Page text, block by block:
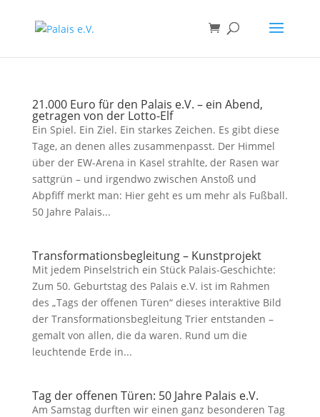
21.000 Euro für den Palais e.V. – ein Abend,
getragen von der Lotto-Elf
Ein Spiel. Ein Ziel. Ein starkes Zeichen. Es gibt diese
Tage, an denen alles zusammenpasst. Der Himmel
über der EW-Arena in Kasel strahlte, der Rasen war
sattgrün – und irgendwo zwischen Anstoß und
Abpfiff merkt man: Hier geht es um mehr als Fußball.
50 Jahre Palais...
Transformationsbegleitung – Kunstprojekt
Mit jedem Pinselstrich ein Stück Palais-Geschichte:
Zum 50. Geburtstag des Palais e.V. ist im Rahmen
des „Tags der offenen Türen“ dieses interaktive Bild
der Transformationsbegleitung Trier entstanden –
gemalt von allen, die da waren. Rund um die
leuchtende Erde in...
Tag der offenen Türen: 50 Jahre Palais e.V.
Am Samstag durften wir einen ganz besonderen Tag